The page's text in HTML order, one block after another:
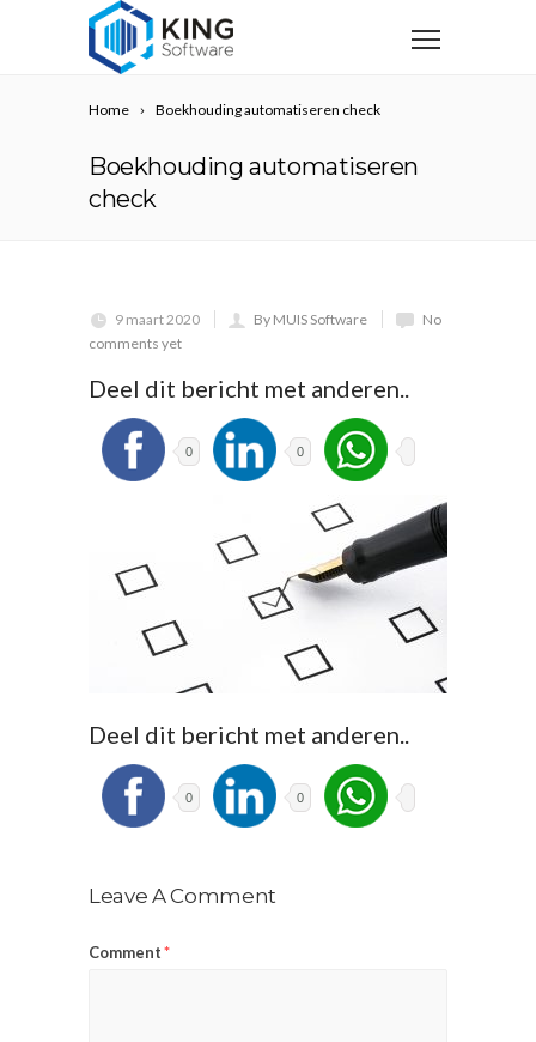
Home Boekhouding automatiseren check
Boekhouding automatiseren
check
9 maart 2020 By MUIS Software
No
comments yet
Deel dit bericht met anderen..
0 0
Deel dit bericht met anderen..
0 0
Leave A Comment
Comment*